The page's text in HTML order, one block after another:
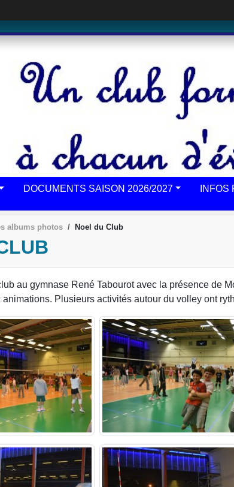
DOCUMENTS SAISON 2026/2027 INFOS
albums photos Noel du Club
au gymnase René Tabourot avec la présence de
Plusieurs activités autour du volley ont